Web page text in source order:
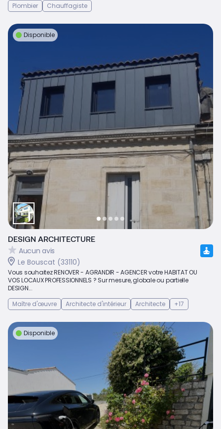
Plombier
Chauffagiste
Disponible
DESIGN ARCHITECTURE
Aucun avis
Le Bouscat (33110)
Vous souhaitez RENOVER - AGRANDIR - AGENCER votre HABITAT OU
VOS LOCAUX PROFESSIONNELS ? Sur mesure, globale ou partielle
DESIGN...
Maître d'œuvre
Architecte d'intérieur Architecte +17
Disponible